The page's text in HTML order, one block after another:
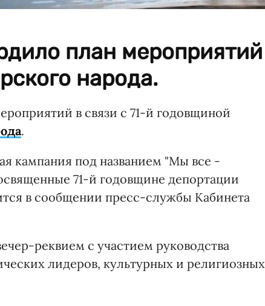
план мероприятий
народа.
в связи с 71-й годовщиной
.
кампания под названием "Мы все -
71-й годовщине депортации
в сообщении пресс-службы Кабинета
реквием с участием руководства
лидеров, культурных и религиозных